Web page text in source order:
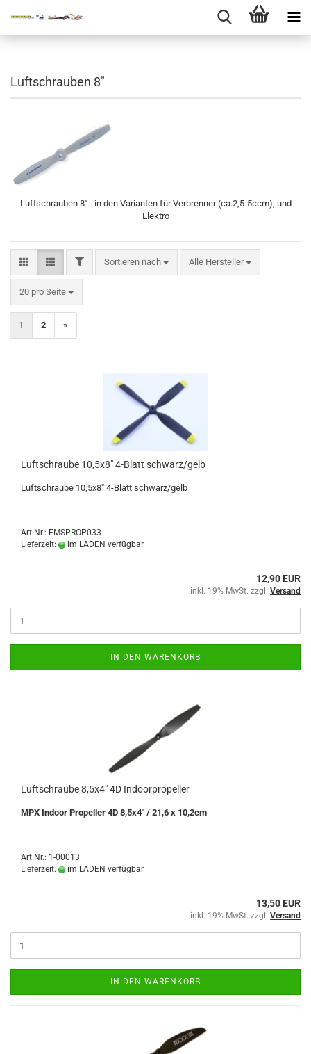
Luftschrauben 8"
Luftschrauben 8" - in den Varianten für Verbrenner (ca.2,5-5ccm), und
Elektro
FILTERSortieren nach
Sortieren nach Alle Hersteller
20 pro Seite
pro Seite
1 2 »
Luftschraube 10,5x8" 4-Blatt schwarz/gelb
Luftschraube 10,5x8" 4-Blatt schwarz/gelb
Art.Nr.: FMSPROP033
Lieferzeit:
im LADEN verfügbar
12,90 EUR
inkl. 19% MwSt. zzgl. Versand
IN DEN WARENKORB
Luftschraube 8,5x4" 4D Indoorpropeller
MPX Indoor Propeller 4D 8,5x4" / 21,6 x 10,2cm
Art.Nr.: 1-00013
Lieferzeit:
im LADEN verfügbar
13,50 EUR
inkl. 19% MwSt. zzgl. Versand
IN DEN WARENKORB